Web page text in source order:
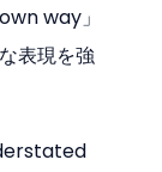
way」
表現を強